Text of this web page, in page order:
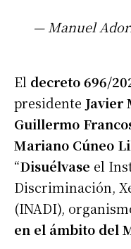
— Manuel
El decreto 696/
presidente Javier
Guillermo
Mariano Cúneo
“Disuélvase el
Discriminación,
(INADI),
en el ámbito del